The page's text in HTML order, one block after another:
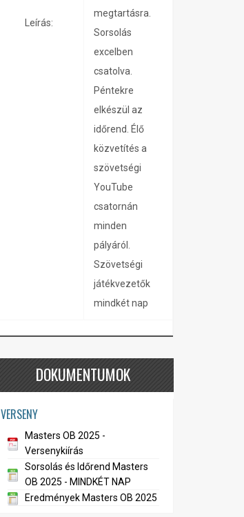
Leírás:
megtartásra.
Sorsolás
excelben
csatolva.
Péntekre
elkészül az
időrend. Élő
közvetítés a
szövetségi
YouTube
csatornán
minden
pályáról.
Szövetségi
játékvezetők
mindkét nap
DOKUMENTUMOK
VERSENY
Masters OB 2025 -
Versenykiírás
Sorsolás és Időrend Masters
OB 2025 - MINDKÉT NAP
Eredmények Masters OB 2025